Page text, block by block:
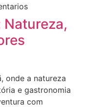
onde a natureza
e gastronomia
com